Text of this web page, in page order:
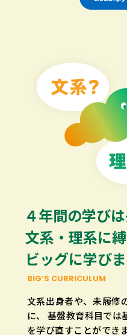
４年間の学びは
文系・理系に
ビッグに学び
BIG’S CURRICULUM
文系出身者や、未履修
に、
基盤教育科目では
を学び直すことができま